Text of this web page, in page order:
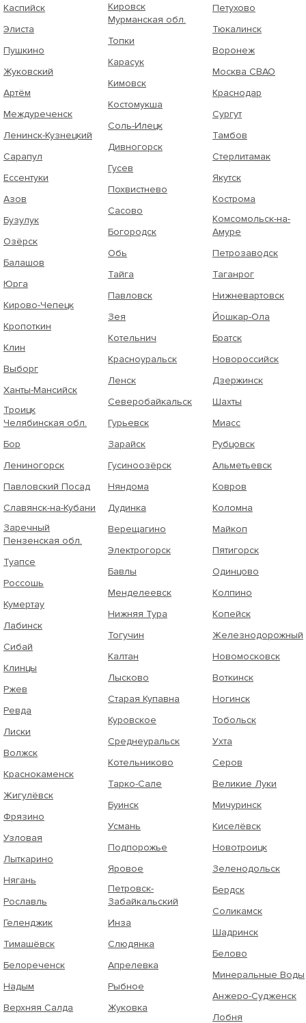
Каспийск
Элиста
Пушкино
Жуковский
Артём
Междуреченск
Ленинск-Кузнецкий
Сарапул
Ессентуки
Азов
Бузулук
Озёрск
Балашов
Юрга
Кирово-Чепецк
Кропоткин
Клин
Выборг
Ханты-Мансийск
Троицк
Челябинская обл.
Бор
Лениногорск
Павловский Посад
Славянск-на-Кубани
Заречный
Пензенская обл.
Туапсе
Россошь
Кумертау
Лабинск
Сибай
Клинцы
Ржев
Ревда
Лиски
Волжск
Краснокаменск
Жигулёвск
Фрязино
Узловая
Лыткарино
Нягань
Рославль
Геленджик
Тимашёвск
Белореченск
Надым
Верхняя Салда
Кировск
Мурманская обл.
Топки
Карасук
Кимовск
Костомукша
Соль-Илецк
Дивногорск
Гусев
Похвистнево
Сасово
Богородск
Обь
Тайга
Павловск
Зея
Котельнич
Красноуральск
Ленск
Северобайкальск
Гурьевск
Зарайск
Гусиноозёрск
Няндома
Дудинка
Верещагино
Электрогорск
Бавлы
Менделеевск
Нижняя Тура
Тогучин
Калтан
Лысково
Старая Купавна
Куровское
Среднеуральск
Котельниково
Тарко-Сале
Буинск
Усмань
Подпорожье
Яровое
Петровск-
Забайкальский
Инза
Слюдянка
Апрелевка
Рыбное
Жуковка
Петухово
Тюкалинск
Воронеж
Москва СВАО
Краснодар
Сургут
Тамбов
Стерлитамак
Якутск
Кострома
Комсомольск-на-
Амуре
Петрозаводск
Таганрог
Нижневартовск
Йошкар-Ола
Братск
Новороссийск
Дзержинск
Шахты
Миасс
Рубцовск
Альметьевск
Ковров
Коломна
Майкоп
Пятигорск
Одинцово
Колпино
Копейск
Железнодорожный
Новомосковск
Воткинск
Ногинск
Тобольск
Ухта
Серов
Великие Луки
Мичуринск
Киселёвск
Новотроицк
Зеленодольск
Бердск
Соликамск
Шадринск
Белово
Минеральные Воды
Анжеро-Судженск
Лобня